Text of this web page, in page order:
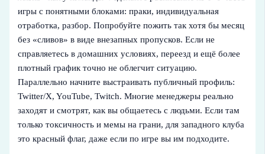
игры с понятными блоками: праки, индивидуальная
отработка, разбор. Попробуйте пожить так хотя бы месяц
без «сливов» в виде внезапных пропусков. Если не
справляетесь в домашних условиях, переезд и ещё более
плотный график точно не облегчит ситуацию.
Параллельно начните выстраивать публичный профиль:
Twitter/X, YouTube, Twitch. Многие менеджеры реально
заходят и смотрят, как вы общаетесь с людьми. Если там
только токсичность и мемы на грани, для западного клуба
это красный флаг, даже если по игре вы им подходите.